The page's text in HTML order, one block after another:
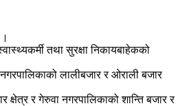
तथा सुरक्षा निकायबाहेकको
लालीबजार र ओराली बजार
क्षेत्र र गेरुवा नगरपालिकाको शान्ति बजार र